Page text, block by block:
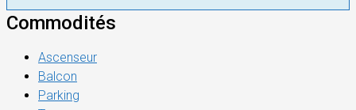
Commodités
Ascenseur
Balcon
Parking